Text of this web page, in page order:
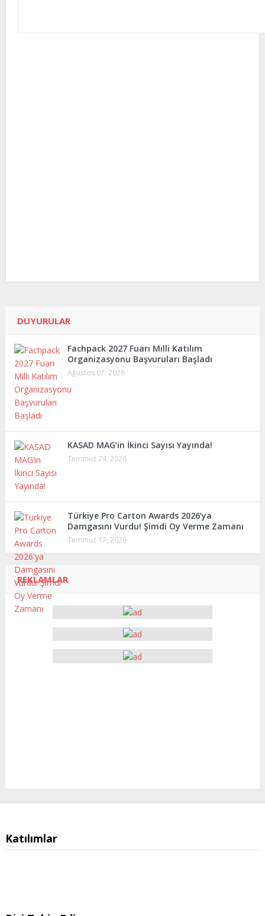
DUYURULAR
Fachpack 2027 Fuarı Milli Katılım
Organizasyonu Başvuruları Başladı
Ağustos 07, 2026
KASAD MAG’in İkinci Sayısı Yayında!
Temmuz 24, 2026
Türkiye Pro Carton Awards 2026’ya
Damgasını Vurdu! Şimdi Oy Verme Zamanı
Temmuz 17, 2026
REKLAMLAR
Katılımlar